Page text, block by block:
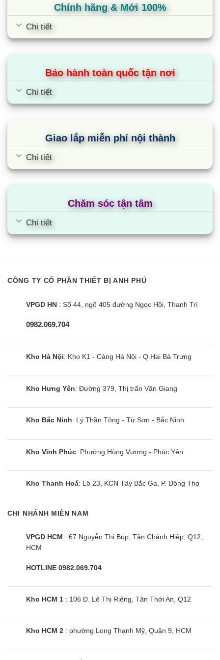
Chính hãng & Mới 100%
Chi tiết
Bảo hành toàn quốc tận nơi
Chi tiết
Giao lắp miễn phí nội thành
Chi tiết
Chăm sóc tận tâm
Chi tiết
CÔNG TY CỔ PHẦN THIẾT BỊ ANH PHÚ
VPGD HN : Số 44, ngõ 405 đường Ngọc Hồi, Thanh Trì
0982.069.704
Kho Hà Nội: Kho K1 - Cảng Hà Nội - Q.Hai Bà Trưng
Kho Hưng Yên: Đường 379, Thị trấn Văn Giang
Kho Bắc Ninh: Lý Thần Tông - Từ Sơn - Bắc Ninh
Kho Vĩnh Phúc: Phường Hùng Vương - Phúc Yên
Kho Thanh Hoá: Lô 23, KCN Tây Bắc Ga, P. Đông Thọ
CHI NHÁNH MIỀN NAM
VPGD HCM : 67 Nguyễn Thị Búp, Tân Chánh Hiệp, Q12,
HCM
HOTLINE 0982.069.704
Kho HCM 1 : 106 Đ. Lê Thị Riêng, Tân Thới An, Q12
Kho HCM 2 : phường Long Thạnh Mỹ, Quận 9, HCM